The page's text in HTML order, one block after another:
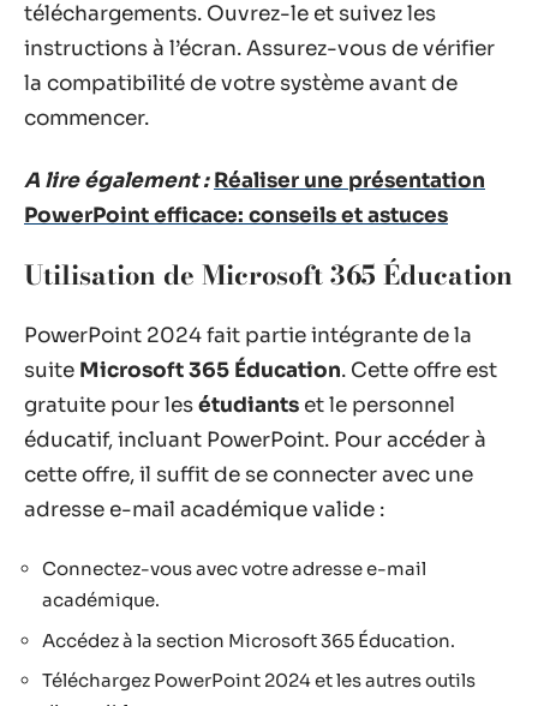
téléchargements. Ouvrez-le et suivez les
instructions à l’écran. Assurez-vous de vérifier
la compatibilité de votre système avant de
commencer.
A lire également : Réaliser une présentation
PowerPoint efficace: conseils et astuces
Utilisation de Microsoft 365 Éducation
PowerPoint 2024 fait partie intégrante de la
suite Microsoft 365 Éducation. Cette offre est
gratuite pour lesétudiants et le personnel
éducatif, incluant PowerPoint. Pour accéder à
cette offre, il suffit de se connecter avec une
adresse e-mail académique valide :
Connectez-vous avec votre adresse e-mail
académique.
Accédez à la section Microsoft 365 Éducation.
Téléchargez PowerPoint 2024 et les autres outils